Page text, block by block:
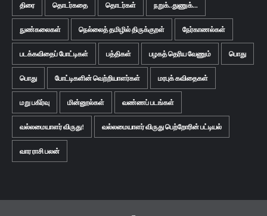
திரை தொடர்கதை தொடர்கள் நறுக்..துணுக்...
நுண்கலைகள் நெல்லைத் தமிழில் திருக்குறள் நேர்காணல்கள்
படக்கவிதைப் போட்டிகள் பத்திகள் பழகத் தெரிய வேணும் பொது
பொது போட்டிகளின் வெற்றியாளர்கள் மரபுக் கவிதைகள்
மறு பகிர்வு மின்னூல்கள் வண்ணப் படங்கள்
வல்லமையாளர் விருது! வல்லமையாளர் விருது பெற்றோரின் பட்டியல்
வார ராசி பலன்